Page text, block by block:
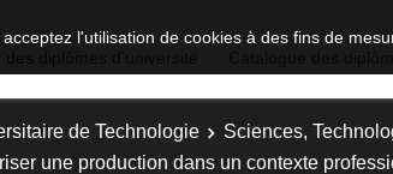
l'utilisation de cookies à des fins de
de Technologie Sciences,
une production dans un contexte